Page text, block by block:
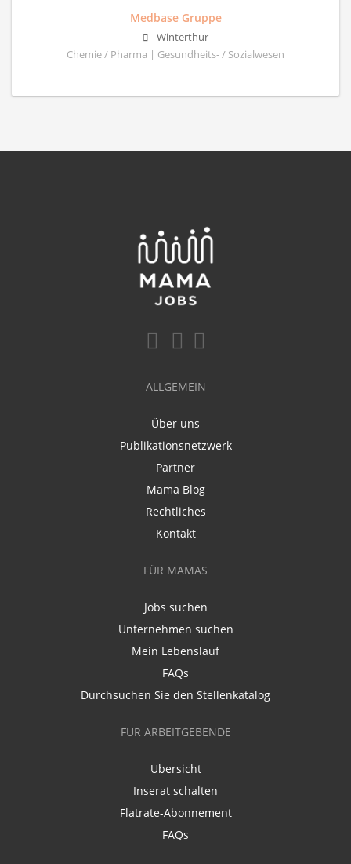
Medbase Gruppe
Winterthur
Chemie / Pharma | Gesundheits- / Sozialwesen
ALLGEMEIN
Über uns
Publikationsnetzwerk
Partner
Mama Blog
Rechtliches
Kontakt
FÜR MAMAS
Jobs suchen
Unternehmen suchen
Mein Lebenslauf
FAQs
Durchsuchen Sie den Stellenkatalog
FÜR ARBEITGEBENDE
Übersicht
Inserat schalten
Flatrate-Abonnement
FAQs